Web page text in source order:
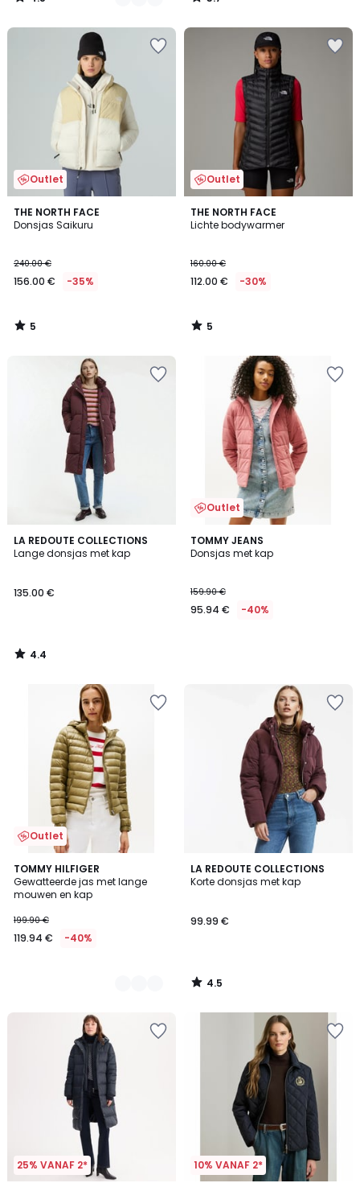
/
/
Outlet
THE NORTH FACE
Donsjas Saikuru
240.00 €
156.00 € -35%
5
/
5
/
Outlet
THE NORTH FACE
Lichte bodywarmer
160.00 €
112.00 € -30%
5
/
5
/
LA REDOUTE COLLECTIONS
Lange donsjas met kap
135.00 €
4.4
/ 5
4.4
/
Outlet
TOMMY JEANS
Donsjas met kap
159.90 €
95.94 € -40%
Outlet
TOMMY HILFIGER
Gewatteerde jas met lange
mouwen en kap
199.90 €
119.94 € -40%
2
Kleuren
LA REDOUTE COLLECTIONS
Korte donsjas met kap
99.99 €
4.5
/ 5
4.5
/
25% VANAF 2* 10% VANAF 2*